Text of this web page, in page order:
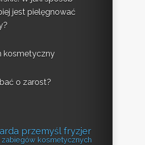
jest pielęgnować
kosmetyczny
o zarost?
przemyśl fryzjer
zabiegów kosmetycznych